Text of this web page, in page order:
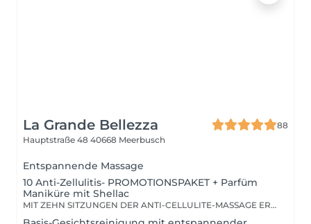
La Grande Bellezza
88
Hauptstraße 48 40668 Meerbusch
Entspannende Massage
10 Anti-Zellulitis- PROMOTIONSPAKET + Parfüm
Maniküre mit Shellac
MIT ZEHN SITZUNGEN DER ANTI-CELLULITE-MASSAGE ERREICHEN SIE EINE SICHTBARE REDUZIERUNG DER ORANGENHAUT UND EINE NEUFORMUNG DER BEINMUSKULATUR UND VOR ALLEM EINE SPÜRBARE ERSCHLAFFUNG DES GEWEBES